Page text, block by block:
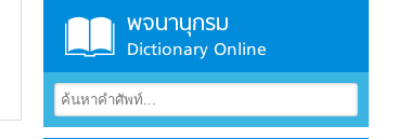
พจนานุกรม
Dictionary Online